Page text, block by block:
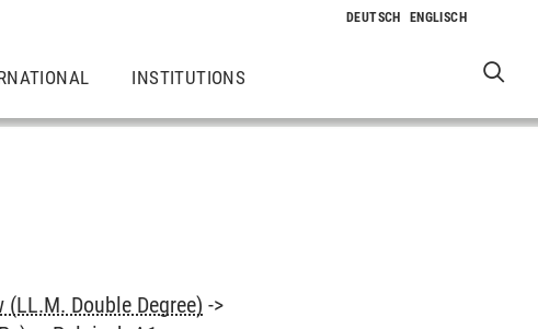
INSTITUTIONS
Double Degree) ->